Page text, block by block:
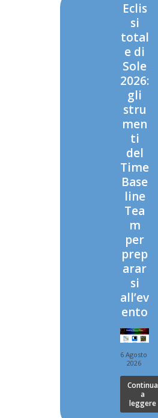
Eclis
si
total
e di
Sole
2026:
gli
stru
men
ti
del
Time
Base
line
Tea
m
per
prep
arar
si
all’ev
ento
6 Agosto
2026
Continua
a
leggere